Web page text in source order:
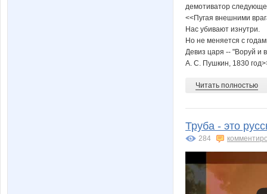
демотиватор
<<Пугая внешними
Нас убивают изнутри.
Но не меняется с
Девиз царя -- "Воруй и
А. С. Пушкин, 1830
Читать полностью
Труба - это
284